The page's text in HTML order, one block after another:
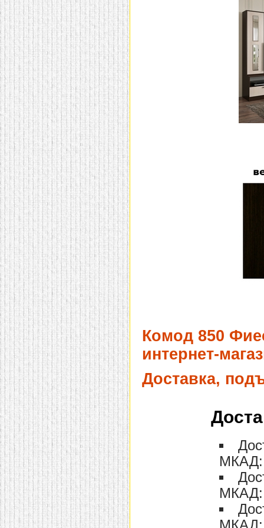
домашнем использовании.
Эта мебель имеет
некоторые преимущества
перед той же стенкой для
гостиной, к примеру,
поскольку она более
легкая и не загромождает
пространство. В спальне
этот предмет можно
поставить у изголовья
кровати, чтобы заполнить
пустующее там
место. Также стеллажи
очень часто используют в
качестве разграничителей
комнаты, например, на
рабочую зону и
пространство для отдыха.
Особенно это актуально
для однокомнатных
квартир.
Комод 850
интернет-
Доставка,
МКАД:
МКАД: